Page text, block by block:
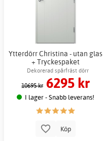
Ytterdörr Christina - utan glas
+ Tryckespaket
Dekorerad spårfräst dörr
10695 kr 6295 kr
I lager - Snabb leverans!
Köp